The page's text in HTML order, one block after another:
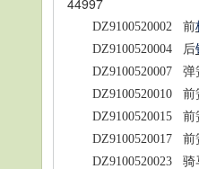
44997
DZ9100520002 前
DZ9100520004
后
DZ9100520007 弹
DZ9100520010 前
DZ9100520015 前
DZ9100520017 前
DZ9100520023 骑